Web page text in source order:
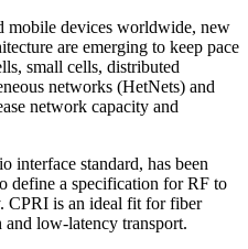
mobile devices worldwide, new
are emerging to keep pace
small cells, distributed
networks (HetNets) and
network capacity and
interface standard, has been
define a specification for RF to
CPRI is an ideal fit for fiber
and low-latency transport.